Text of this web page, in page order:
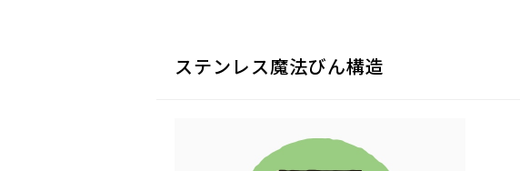
ステンレス魔法びん構造